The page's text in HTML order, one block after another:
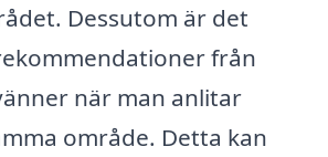
Dessutom är det
från
när man anlitar
område. Detta kan